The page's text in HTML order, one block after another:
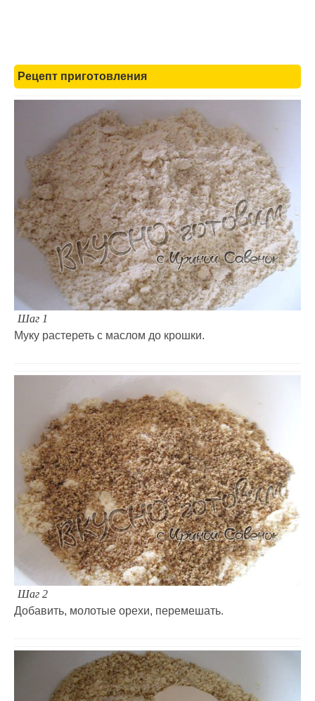
Рецепт приготовления
Шаг 1
Муку растереть с маслом до крошки.
Шаг 2
Добавить, молотые орехи, перемешать.